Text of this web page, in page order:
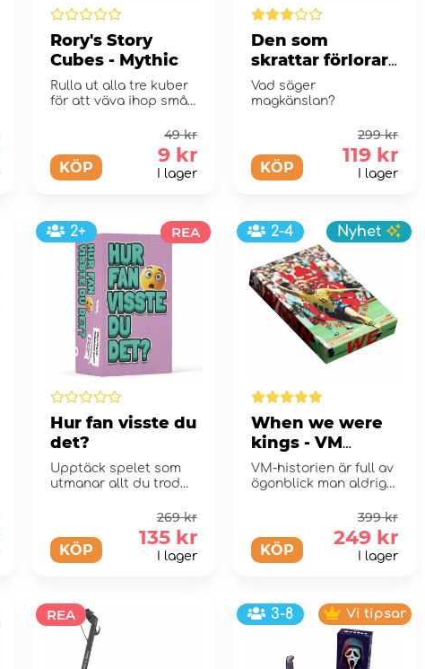
Rory's Story
Cubes - Mythic
Rulla ut alla tre kuber
för att väva ihop små
KÖP
49 kr
9 kr
I lager
Den som
skrattar förlorar
- Magkänsla
Vad säger
magkänslan?
KÖP
299 kr
119 kr
I lager
2+ REA
Hur fan visste du
det?
Upptäck spelet som
utmanar allt du trodde
KÖP
269 kr
135 kr
I lager
2-4 Nyhet
When we were
kings - VM
Edition
VM-historien är full av
ögonblick man aldrig
KÖP
399 kr
249 kr
I lager
REA 3-8 Vi tipsar